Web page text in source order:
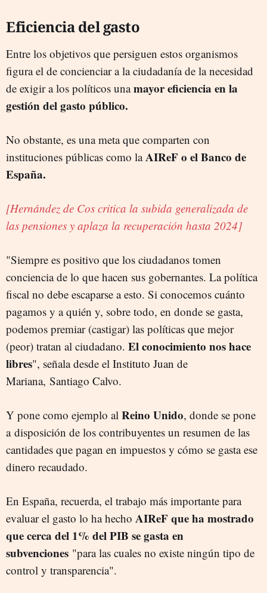
Eficiencia del gasto
Entre los objetivos que persiguen estos organismos
figura el de concienciar a la ciudadanía de la necesidad
de exigir a los políticos unamayor eficiencia en la
gestión del gasto público.
No obstante, es una meta que comparten con
instituciones públicas como laAIReF o el Banco de
España.
[Hernández de Cos critica la subida generalizada de
las pensiones y aplaza la recuperación hasta 2024]
"Siempre es positivo que los ciudadanos tomen
conciencia de lo que hacen sus gobernantes. La política
fiscal no debe escaparse a esto. Si conocemos cuánto
pagamos y a quién y, sobre todo, en donde se gasta,
podemos premiar (castigar) las políticas que mejor
(peor) tratan al ciudadano. El conocimiento nos hace
libres", señala desde el Instituto Juan de
Mariana, Santiago Calvo.
Y pone como ejemplo al Reino Unido, donde se pone
a disposición de los contribuyentes un resumen de las
cantidades que pagan en impuestos y cómo se gasta ese
dinero recaudado.
En España, recuerda, el trabajo más importante para
evaluar el gasto lo ha hecho AIReF que ha mostrado
que cerca del 1% del PIB se gasta en
subvenciones "para las cuales no existe ningún tipo de
control y transparencia".